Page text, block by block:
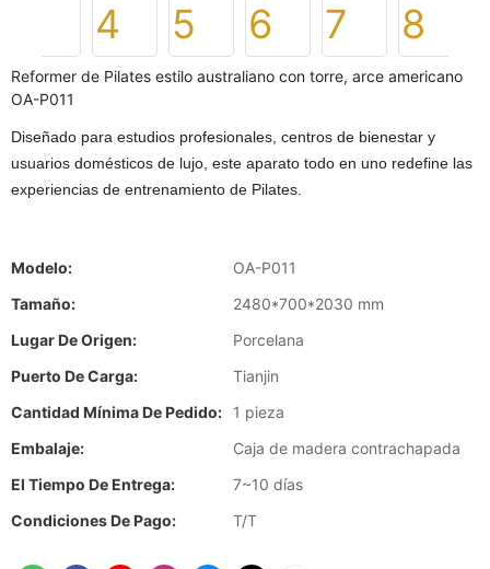
Reformer de Pilates estilo australiano con torre, arce americano
OA-P011
Diseñado para estudios profesionales, centros de bienestar y
usuarios domésticos de lujo, este aparato todo en uno redefine las
experiencias de entrenamiento de Pilates.
Modelo:
OA-P011
Tamaño:
2480*700*2030 mm
Lugar De Origen:
Porcelana
Puerto De Carga:
Tianjin
Cantidad Mínima De Pedido:
1 pieza
Embalaje:
Caja de madera contrachapada
El Tiempo De Entrega:
7~10 días
Condiciones De Pago:
T/T